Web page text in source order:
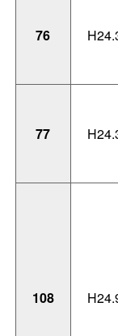
76
77
108